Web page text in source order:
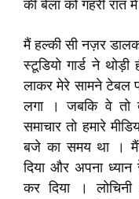
की बेला को गहरी रात
मैं हल्की सी नज़र
स्टूडियो गार्ड ने
लाकर मेरे सामने टेबल
लगा । जबकि वे तो
समाचार तो हमारे
बजे का समय था ।
दिया और अपना ध्यान
कर दिया ।